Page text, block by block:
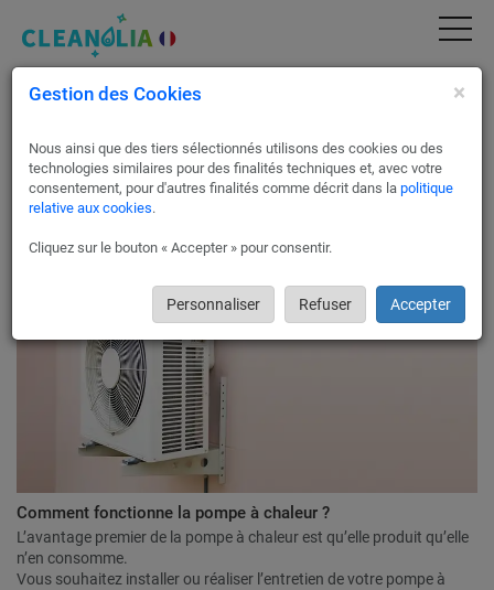
Installation et entretien de pompe à chaleur
Optez pour la pompe à chaleur
La pompe à chaleur est un des systèmes de chauffage les
plus écologiques.
Comment fonctionne la pompe à chaleur ?
L’avantage premier de la pompe à chaleur est qu’elle produit qu’elle
n’en consomme.
Vous souhaitez installer ou réaliser l’entretien de votre pompe à
Gestion des Cookies ×
Nous ainsi que des tiers sélectionnés utilisons des cookies ou des
technologies similaires pour des finalités techniques et, avec votre
consentement, pour d'autres finalités comme décrit dans la politique
relative aux cookies.
Cliquez sur le bouton « Accepter » pour consentir.
Personnaliser Refuser Accepter